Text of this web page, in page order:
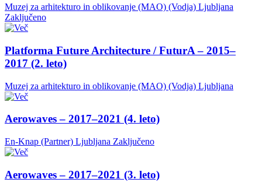
Muzej za arhitekturo in oblikovanje (MAO) (Vodja) Ljubljana
Zaključeno
Platforma Future Architecture / FuturA – 2015–
2017 (2. leto)
Muzej za arhitekturo in oblikovanje (MAO) (Vodja) Ljubljana
Aerowaves – 2017–2021 (4. leto)
En-Knap (Partner) Ljubljana Zaključeno
Aerowaves – 2017–2021 (3. leto)